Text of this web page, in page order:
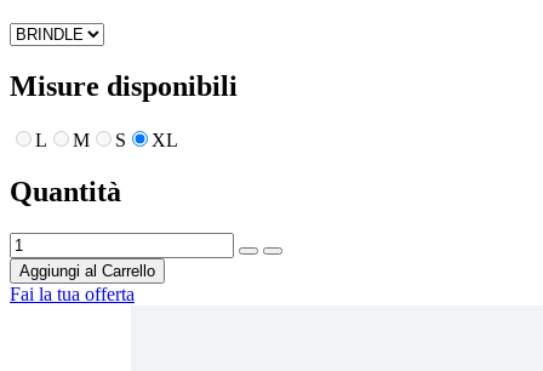
Misure disponibili
L M S XL
Quantità
Aggiungi al Carrello
Fai la tua offerta